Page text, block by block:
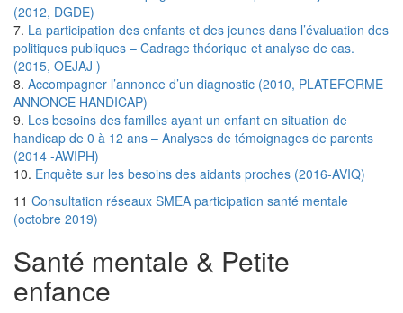
(2012, DGDE)
7. La participation des enfants et des jeunes dans l’évaluation des
politiques publiques – Cadrage théorique et analyse de cas.
(2015, OEJAJ )
8. Accompagner l’annonce d’un diagnostic (2010, PLATEFORME
ANNONCE HANDICAP)
9. Les besoins des familles ayant un enfant en situation de
handicap de 0 à 12 ans – Analyses de témoignages de parents
(2014 -AWIPH)
10. Enquête sur les besoins des aidants proches (2016-AVIQ)
11 Consultation réseaux SMEA participation santé mentale
(octobre 2019)
Santé mentale & Petite
enfance